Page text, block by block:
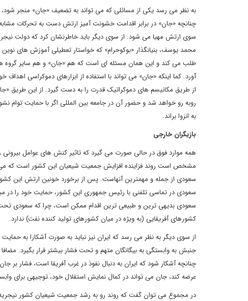
به نظر می رسد یکی از مسائلی که می تواند به تضعیف «جان» منجر
چنانچه «جان» در برابر اقدامت خشونت آمیز ارتش دست به تحرکات مشابه
سوی ارتش مهیا می شود. از سوی دیگر باید خاطرنشان کرد که دولت
محمد یوسف، بنیانگذار «بوکوحرام» که خواستار تعطیلی آموزش های
طلب می کند و این همان مسئله ای است که هم «جان» و هم سایر گروه
آورد. کما اینکه «جان» می تواند با استفاده از ابزارهای دموکراسی
از طریق مکانیسم های دموکراتیک قدرت را به دست گیرد. از این طریق
روبه رو خواهد شد و حضور آن در جامعه بین المللی اگر با حمایت توام
به انزوا براند.
بازیگران خارجی
همه موارد فوق در حالی صورت می گیرد که تاثیر کنش های عوامل بیرونی
مشخص است روند فزاینده افزایش جمعیت شیعیان این کشور است که می
سعودی از جمله و مهمترین آنهاست. پس از برخورد خونین ارتش این
سعودی در تماسی تلفنی با رئیس جمهوری این کشور، حمایت خود را در
سعودی بدیهی ترین و طبیعی ترین اقدام ممکن است، چرا که سعودی
کشورهای آفریقایی (به ویژه در میان کشورهای تولید کننده نفت) ندارد.
از سوی دیگر به نظر می رسد که ایران نیز نباید به صورت آشکارا به
جنبش به وابستگی به بیگانگان متهم و تحت فشار بیشتر قرار بگیرد.
چنانچه آشکار شود که ایران به دنبال نفوذ در غرب آفریقا است،
عرضه کند، جان می تواند در کمال نمایش استقلال خود، توجیهی برای
در مجموع می توان گفت که روند رو به رشد جمعیت شیعیان کشور